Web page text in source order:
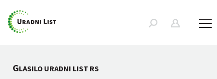
GLASILO URADNI LIST RS